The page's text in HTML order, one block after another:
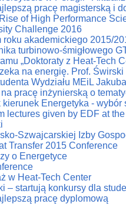
pracę magisterską i
of High Performance
Challenge 2016
roku akademickiego 2015/
turbinowo-śmigłowego
„Doktoraty z Heat-Tech
na energię. Prof. Świrski
Wydziału MEiL
pracę inżynierską o
kierunek Energetyka - wybór
lectures given by EDF at
Szwajcarskiej Izby
Transfer 2015 Conference
o Energetyce
w Heat-Tech Center
– startują konkursy dla
pracę dyplomową